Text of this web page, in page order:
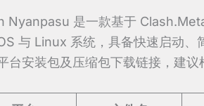
Nyanpasu 是一款基于
与 Linux 系统，具备快速启动、
台安装包及压缩包下载链接，建